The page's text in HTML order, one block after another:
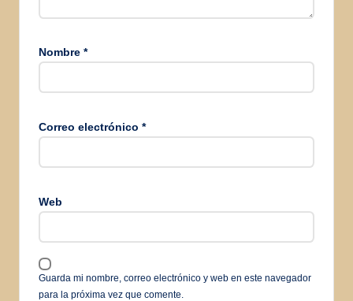
Nombre *
Correo electrónico *
Web
Guarda mi nombre, correo electrónico y web en este navegador
para la próxima vez que comente.